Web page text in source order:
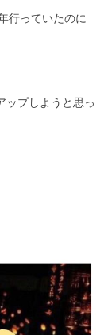
行っていたのに
ップしようと思っ